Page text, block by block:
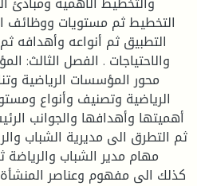
التخطيط ثم مستويات ووظائف
التطبيق ثم أنواعه وأهدافه
والاحتياجات . الفصل الثالث:
محور المؤسسات الرياضية
الرياضية وتصنيف وأنواع
أهميتها وأهدافها والجوانب
ثم التطرق الى مديرية الشباب
مهام مدير الشباب
كذلك الى مفهوم وعناصر